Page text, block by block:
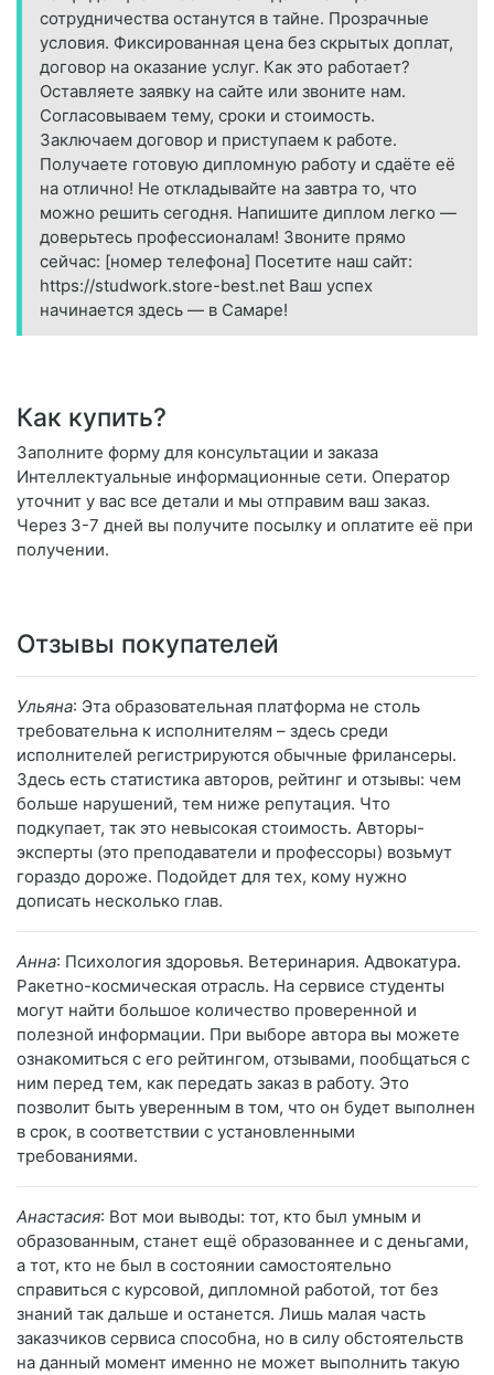
сотрудничества останутся в тайне. Прозрачные
условия. Фиксированная цена без скрытых доплат,
договор на оказание услуг. Как это работает?
Оставляете заявку на сайте или звоните нам.
Согласовываем тему, сроки и стоимость.
Заключаем договор и приступаем к работе.
Получаете готовую дипломную работу и сдаёте её
на отлично! Не откладывайте на завтра то, что
можно решить сегодня. Напишите диплом легко —
доверьтесь профессионалам! Звоните прямо
сейчас: [номер телефона] Посетите наш сайт:
https://studwork.store-best.net Ваш успех
начинается здесь — в Самаре!
Как купить?
Заполните форму для консультации и заказа
Интеллектуальные информационные сети. Оператор
уточнит у вас все детали и мы отправим ваш заказ.
Через 3-7 дней вы получите посылку и оплатите её при
получении.
Отзывы покупателей
Ульяна: Эта образовательная платформа не столь
требовательна к исполнителям – здесь среди
исполнителей регистрируются обычные фрилансеры.
Здесь есть статистика авторов, рейтинг и отзывы: чем
больше нарушений, тем ниже репутация. Что
подкупает, так это невысокая стоимость. Авторы-
эксперты (это преподаватели и профессоры) возьмут
гораздо дороже. Подойдет для тех, кому нужно
дописать несколько глав.
Анна: Психология здоровья. Ветеринария. Адвокатура.
Ракетно-космическая отрасль. На сервисе студенты
могут найти большое количество проверенной и
полезной информации. При выборе автора вы можете
ознакомиться с его рейтингом, отзывами, пообщаться с
ним перед тем, как передать заказ в работу. Это
позволит быть уверенным в том, что он будет выполнен
в срок, в соответствии с установленными
требованиями.
Анастасия: Вот мои выводы: тот, кто был умным и
образованным, станет ещё образованнее и с деньгами,
а тот, кто не был в состоянии самостоятельно
справиться с курсовой, дипломной работой, тот без
знаний так дальше и останется. Лишь малая часть
заказчиков сервиса способна, но в силу обстоятельств
на данный момент именно не может выполнить такую